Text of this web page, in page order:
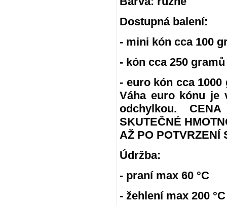
Dostupná balení:
- mini kón cca 100
- kón cca 250
- euro kón cca 1000
Váha euro kónu je
odchylkou.
SKUTEČNÉ
AŽ PO POTVRZENÍ
Údržba:
- praní max 60 °C
- žehlení max 200 °C